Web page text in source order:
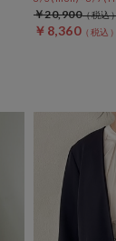
￥8,360
￥20,900